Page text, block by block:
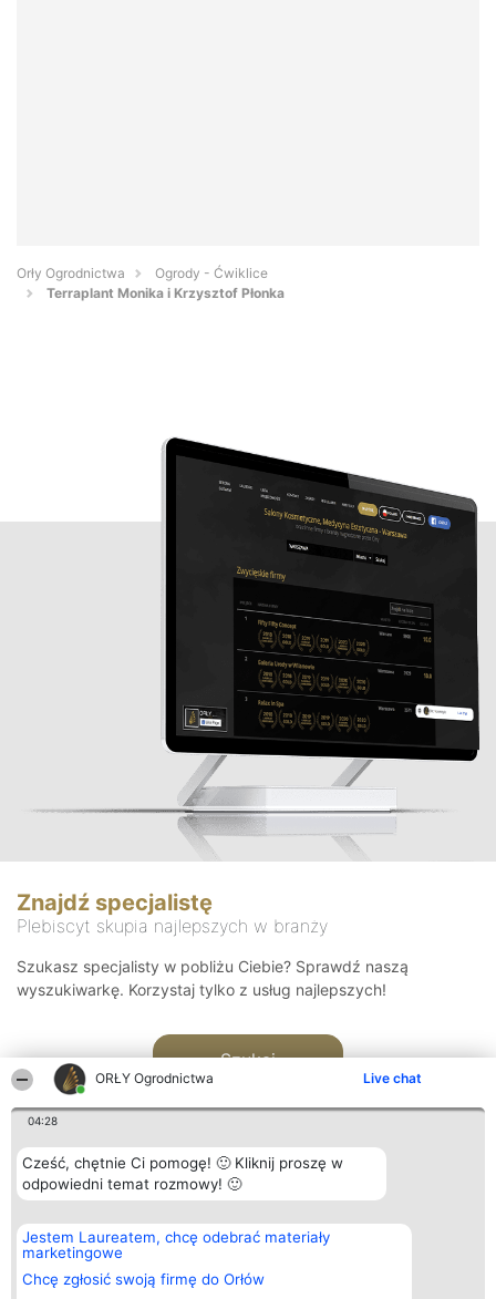
ORŁY Ogrodnictwa Live chat
04:28
Cześć, chętnie Ci pomogę! 🙂 Kliknij proszę w
odpowiedni temat rozmowy! 🙂
Jestem Laureatem, chcę odebrać materiały
marketingowe
Chcę zgłosić swoją firmę do Orłów
Orły Ogrodnictwa
Ogrody - Ćwiklice
Terraplant Monika i Krzysztof Płonka
Znajdź specjalistę
Plebiscyt skupia najlepszych w branży
Szukasz specjalisty w pobliżu Ciebie? Sprawdź naszą
wyszukiwarkę. Korzystaj tylko z usług najlepszych!
Szukaj
Organizator plebiscytu
Bright Side Solutions sp. z o.
o. sp. k.
ul. Ruska 22
Wrocław 50-079
Plebiscyt
Laureaci
wszystkich
Laureatów
Kontakt
Kontakt